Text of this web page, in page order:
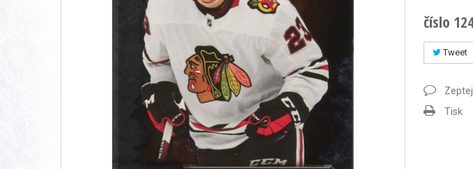
číslo
Tweet
Tisk